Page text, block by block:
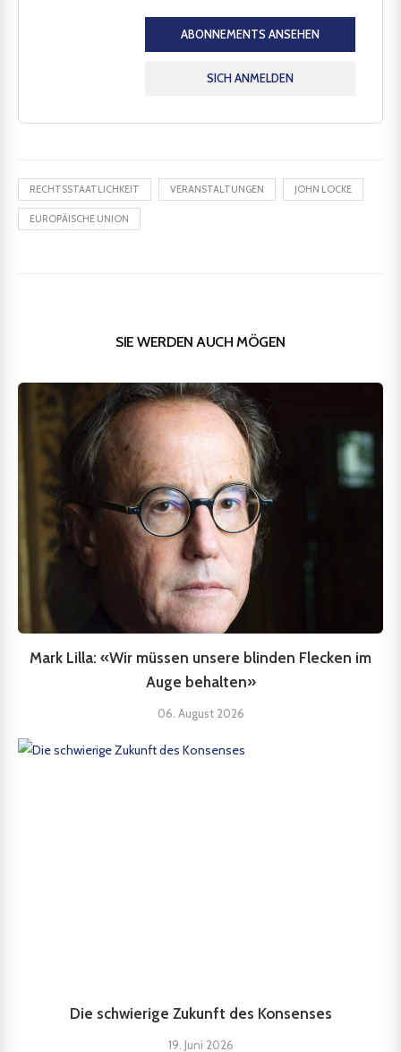
ABONNEMENTS ANSEHEN
SICH ANMELDEN
RECHTSSTAATLICHKEIT VERANSTALTUNGEN JOHN LOCKE
EUROPÄISCHE UNION
SIE WERDEN AUCH MÖGEN
Mark Lilla: «Wir müssen unsere blinden Flecken im
Auge behalten»
06. August 2026
Die schwierige Zukunft des Konsenses
19. Juni 2026